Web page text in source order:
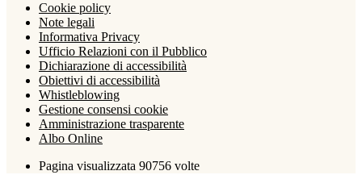
Cookie policy
Note legali
Informativa Privacy
Ufficio Relazioni con il Pubblico
Dichiarazione di accessibilità
Obiettivi di accessibilità
Whistleblowing
Gestione consensi cookie
Amministrazione trasparente
Albo Online
Pagina visualizzata 90756 volte